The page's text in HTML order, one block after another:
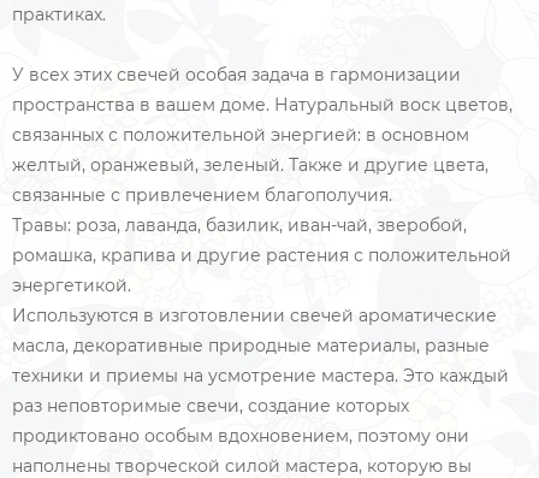
практиках.
У всех этих свечей особая задача в гармонизации
пространства в вашем доме. Натуральный воск цветов,
связанных с положительной энергией: в основном
желтый, оранжевый, зеленый. Также и другие цвета,
связанные с привлечением благополучия.
Травы: роза, лаванда, базилик, иван-чай, зверобой,
ромашка, крапива и другие растения с положительной
энергетикой.
Используются в изготовлении свечей ароматические
масла, декоративные природные материалы, разные
техники и приемы на усмотрение мастера. Это каждый
раз неповторимые свечи, создание которых
продиктовано особым вдохновением, поэтому они
наполнены творческой силой мастера, которую вы